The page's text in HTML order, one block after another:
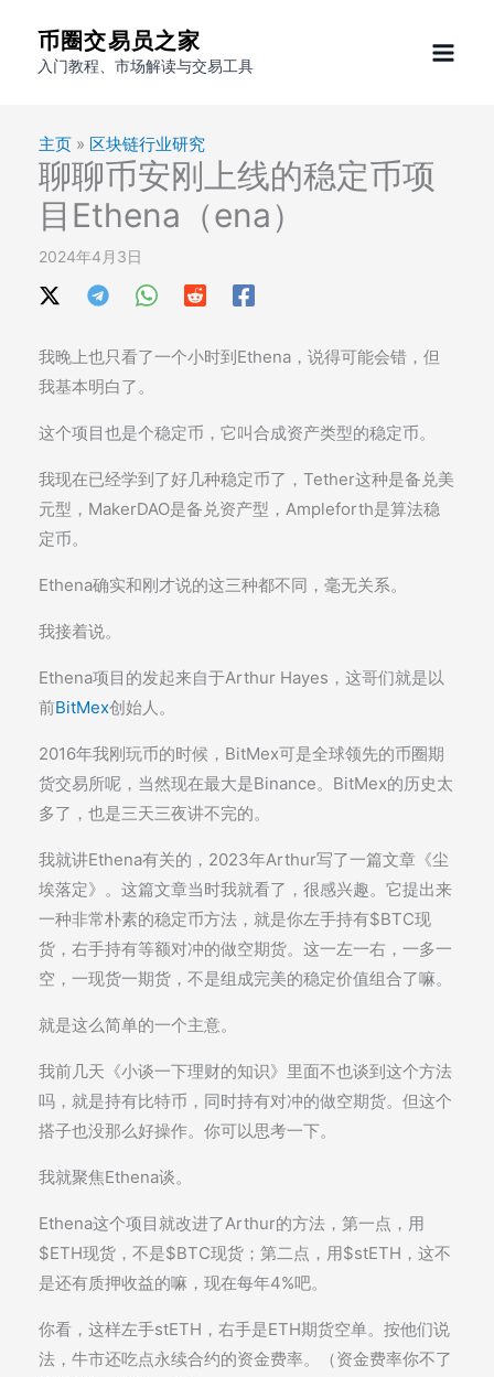
币圈交易员之家
入门教程、市场解读与交易工具
主页 » 区块链行业研究
聊聊币安刚上线的稳定币项
目Ethena（ena）
2024年4月3日
我晚上也只看了一个小时到Ethena，说得可能会错，但
我基本明白了。
这个项目也是个稳定币，它叫合成资产类型的稳定币。
我现在已经学到了好几种稳定币了，Tether这种是备兑美
元型，MakerDAO是备兑资产型，Ampleforth是算法稳
定币。
Ethena确实和刚才说的这三种都不同，毫无关系。
我接着说。
Ethena项目的发起来自于Arthur Hayes，这哥们就是以
前BitMex创始人。
2016年我刚玩币的时候，BitMex可是全球领先的币圈期
货交易所呢，当然现在最大是Binance。BitMex的历史太
多了，也是三天三夜讲不完的。
我就讲Ethena有关的，2023年Arthur写了一篇文章《尘
埃落定》。这篇文章当时我就看了，很感兴趣。它提出来
一种非常朴素的稳定币方法，就是你左手持有$BTC现
货，右手持有等额对冲的做空期货。这一左一右，一多一
空，一现货一期货，不是组成完美的稳定价值组合了嘛。
就是这么简单的一个主意。
我前几天《小谈一下理财的知识》里面不也谈到这个方法
吗，就是持有比特币，同时持有对冲的做空期货。但这个
搭子也没那么好操作。你可以思考一下。
我就聚焦Ethena谈。
Ethena这个项目就改进了Arthur的方法，第一点，用
$ETH现货，不是$BTC现货；第二点，用$stETH，这不
是还有质押收益的嘛，现在每年4%吧。
你看，这样左手stETH，右手是ETH期货空单。按他们说
法，牛市还吃点永续合约的资金费率。（资金费率你不了